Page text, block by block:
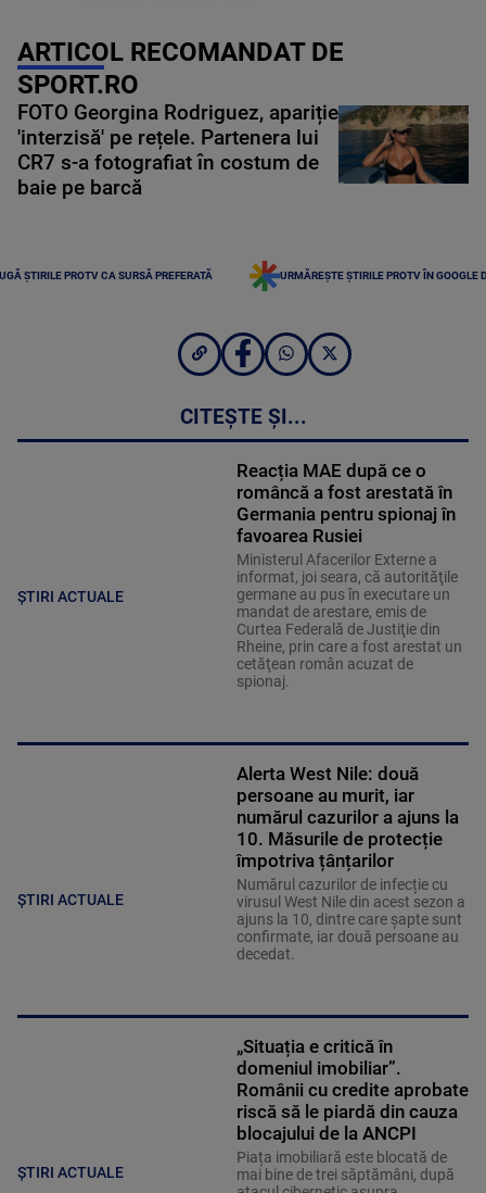
ARTICOL RECOMANDAT DE
SPORT.RO
FOTO Georgina Rodriguez, apariție
'interzisă' pe rețele. Partenera lui
CR7 s-a fotografiat în costum de
baie pe barcă
ȘTIRILE PROTV CA SURSĂ PREFERATĂ URMĂREȘTE ȘTIRILE PROTV ÎN GOOGLE
CITEȘTE ȘI...
ȘTIRI ACTUALE
Reacția MAE după ce o
româncă a fost arestată în
Germania pentru spionaj în
favoarea Rusiei
Ministerul Afacerilor Externe a
informat, joi seara, că autorităţile
germane au pus în executare un
mandat de arestare, emis de
Curtea Federală de Justiţie din
Rheine, prin care a fost arestat un
cetăţean român acuzat de
spionaj.
ȘTIRI ACTUALE
Alerta West Nile: două
persoane au murit, iar
numărul cazurilor a ajuns la
10. Măsurile de protecție
împotriva țânțarilor
Numărul cazurilor de infecție cu
virusul West Nile din acest sezon a
ajuns la 10, dintre care șapte sunt
confirmate, iar două persoane au
decedat.
ȘTIRI ACTUALE
„Situația e critică în
domeniul imobiliar”.
Românii cu credite aprobate
riscă să le piardă din cauza
blocajului de la ANCPI
Piața imobiliară este blocată de
mai bine de trei săptămâni, după